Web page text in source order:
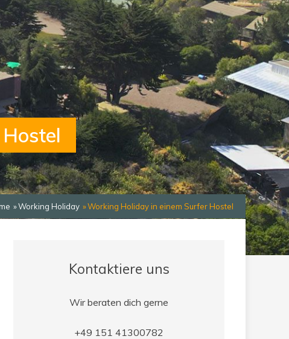
Working Holiday Working Holiday in einem Surfer Hostel
Kontaktiere uns
Wir beraten dich gerne
+49 151 41300782